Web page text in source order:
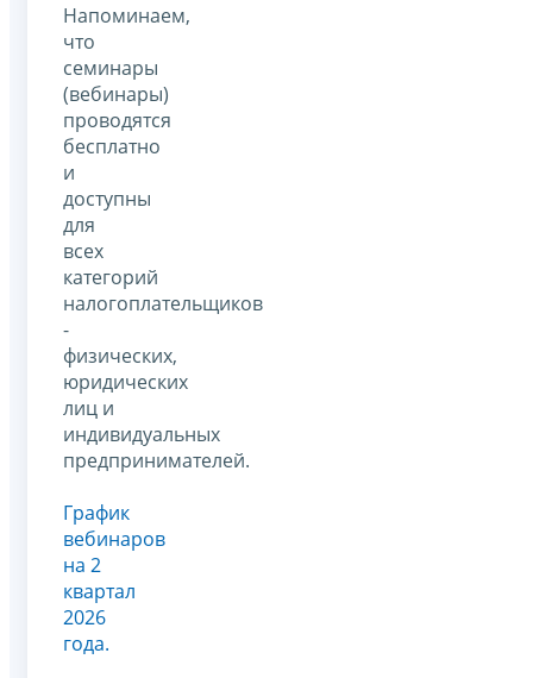
Напоминаем,
что
семинары
(вебинары)
проводятся
бесплатно
и
доступны
для
всех
категорий
налогоплательщиков
-
физических,
юридических
лиц и
индивидуальных
предпринимателей.
График
вебинаров
на 2
квартал
2026
года.